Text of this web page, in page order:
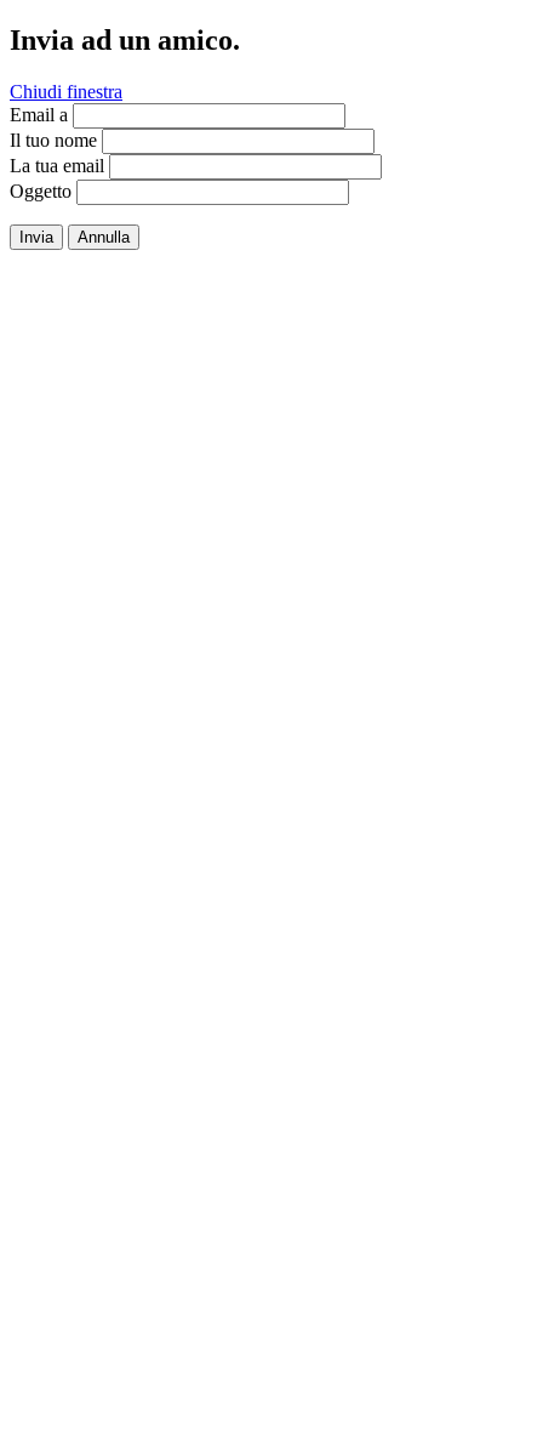
Invia ad un amico.
Chiudi finestra
Email a
Il tuo nome
La tua email
Oggetto
Invia Annulla